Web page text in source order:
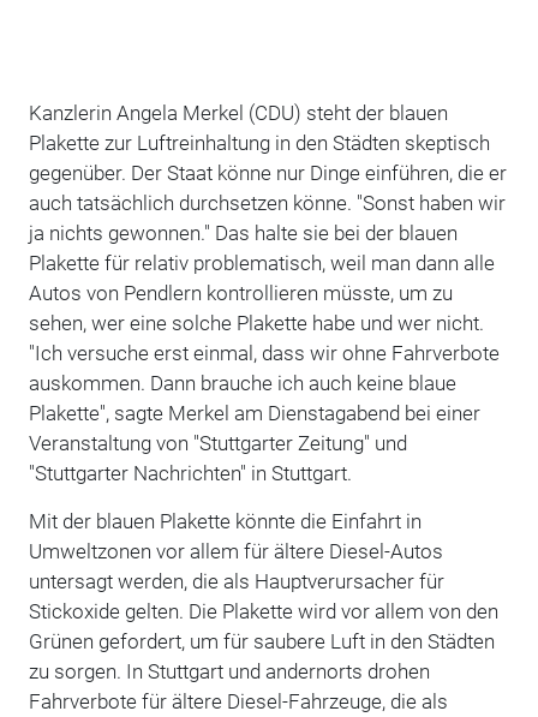
Kanzlerin Angela Merkel (CDU) steht der blauen
Plakette zur Luftreinhaltung in den Städten skeptisch
gegenüber. Der Staat könne nur Dinge einführen, die er
auch tatsächlich durchsetzen könne. "Sonst haben wir
ja nichts gewonnen." Das halte sie bei der blauen
Plakette für relativ problematisch, weil man dann alle
Autos von Pendlern kontrollieren müsste, um zu
sehen, wer eine solche Plakette habe und wer nicht.
"Ich versuche erst einmal, dass wir ohne Fahrverbote
auskommen. Dann brauche ich auch keine blaue
Plakette", sagte Merkel am Dienstagabend bei einer
Veranstaltung von "Stuttgarter Zeitung" und
"Stuttgarter Nachrichten" in Stuttgart.
Mit der blauen Plakette könnte die Einfahrt in
Umweltzonen vor allem für ältere Diesel-Autos
untersagt werden, die als Hauptverursacher für
Stickoxide gelten. Die Plakette wird vor allem von den
Grünen gefordert, um für saubere Luft in den Städten
zu sorgen. In Stuttgart und andernorts drohen
Fahrverbote für ältere Diesel-Fahrzeuge, die als